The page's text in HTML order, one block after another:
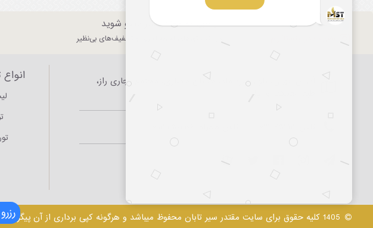
عضویت در تلگرام
در خبرنامه مقتدر سیر عضو شوید
دریافت تورهای لحظه آخری و تخفیف‌های بی‌نظیر
آدرس: تهران، بلوار میرداماد، خیابان حصاری، مجتمع تجاری راز،
طبقه همکف و اول